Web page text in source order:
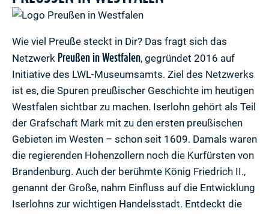
Wie viel Preuße steckt in Dir? Das fragt sich das
Netzwerk Preußen in Westfalen, gegründet 2016 auf
Initiative des LWL-Museumsamts. Ziel des Netzwerks
ist es, die Spuren preußischer Geschichte im heutigen
Westfalen sichtbar zu machen. Iserlohn gehört als Teil
der Grafschaft Mark mit zu den ersten preußischen
Gebieten im Westen – schon seit 1609. Damals waren
die regierenden Hohenzollern noch die Kurfürsten von
Brandenburg. Auch der berühmte König Friedrich II.,
genannt der Große, nahm Einfluss auf die Entwicklung
Iserlohns zur wichtigen Handelsstadt. Entdeckt die